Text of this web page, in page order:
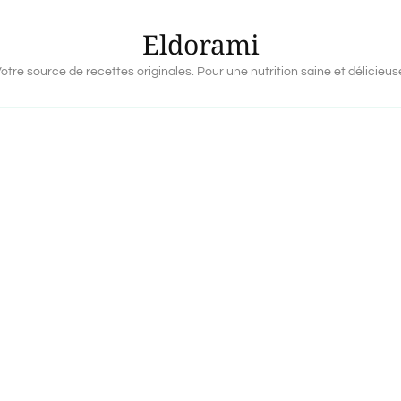
Eldorami
source de recettes originales. Pour une nutrition saine et